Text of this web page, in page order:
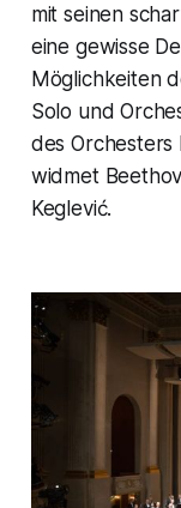
mit seinen
eine gewisse
Möglichkeiten
Solo und
des Orchesters
widmet
Keglević.